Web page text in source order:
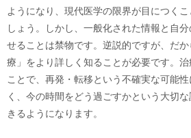
ようになり、現代医学の限界が目につく
しょう。しかし、一般化された情報と自
せることは禁物です。逆説的ですが、だ
療」をより詳しく知ることが必要です。
ことで、再発・転移という不確実な可能
く、今の時間をどう過ごすかという大切
きるようになります。